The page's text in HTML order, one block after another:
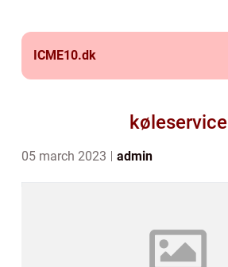
ICME10.dk
køleservice
05 march 2023 admin